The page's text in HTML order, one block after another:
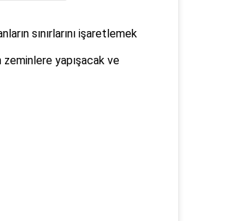
sınırlarını işaretlemek
yapışacak ve